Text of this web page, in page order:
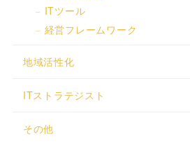
ITツール
経営フレームワーク
地域活性化
ITストラテジスト
その他